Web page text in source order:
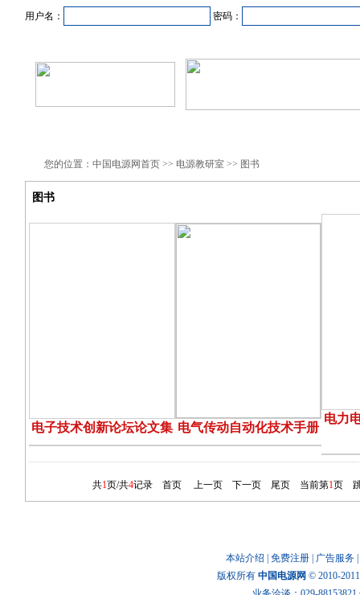
用户名： 密码：
您的位置：中国电源网首页 >> 电源教研室 >> 图书
图书
电子技术创新论坛论文集 电气传动自动化技术手册
电力
共1页/共4记录 首页 上一页 下一页 尾页 当前第1页
本站介绍 免费注册 广告服务
版权所有 中国电源网 © 2010-